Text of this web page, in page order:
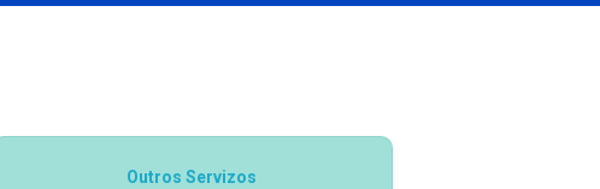
Outros Servizos